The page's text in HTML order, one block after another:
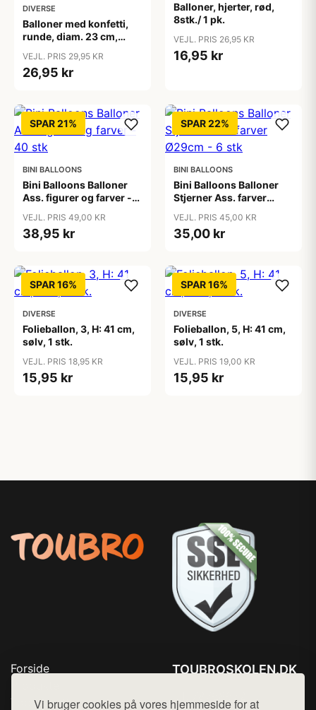
Vi bruger cookies på vores hjemmeside for at
DIVERSE
Balloner med konfetti,
runde, diam. 23 cm,
VEJL. PRIS 29,95 KR
26,95 kr
Balloner, hjerter, rød,
8stk./ 1 pk.
VEJL. PRIS 26,95 KR
16,95 kr
SPAR 21%
BINI BALLOONS
Bini Balloons Balloner
Ass. figurer og farver -
VEJL. PRIS 49,00 KR
38,95 kr
SPAR 22%
BINI BALLOONS
Bini Balloons Balloner
Stjerner Ass. farver
VEJL. PRIS 45,00 KR
35,00 kr
SPAR 16%
DIVERSE
Folieballon, 3, H: 41 cm,
sølv, 1 stk.
VEJL. PRIS 18,95 KR
15,95 kr
SPAR 16%
DIVERSE
Folieballon, 5, H: 41 cm,
sølv, 1 stk.
VEJL. PRIS 19,00 KR
15,95 kr
Forside
Top Rabatter
TOUBROSKOLEN.DK